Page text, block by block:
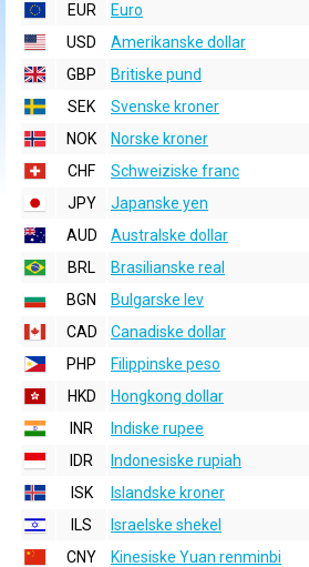
EUR
Euro
USD
Amerikanske dollar
GBP
Britiske pund
SEK
Svenske kroner
NOK
Norske kroner
CHF
Schweiziske franc
JPY
Japanske yen
AUD
Australske dollar
BRL
Brasilianske real
BGN
Bulgarske lev
CAD
Canadiske dollar
PHP
Filippinske peso
HKD
Hongkong dollar
INR
Indiske rupee
IDR
Indonesiske rupiah
ISK
Islandske kroner
ILS
Israelske shekel
CNY
Kinesiske Yuan renminbi